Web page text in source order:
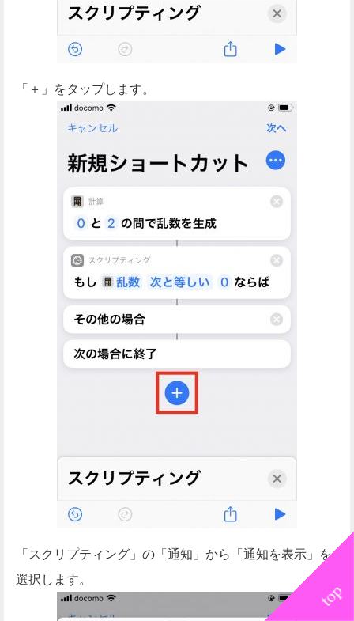
「＋」をタップします。
「スクリプティング」の「通知」から「通知を表示」を
選択します。